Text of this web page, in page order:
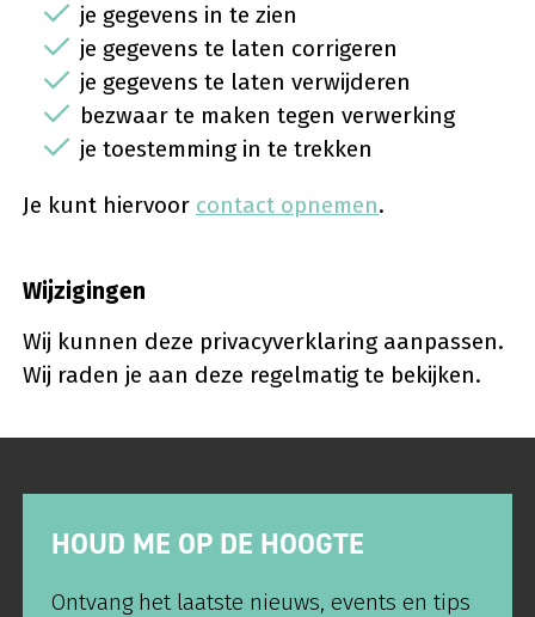
je gegevens in te zien
je gegevens te laten corrigeren
je gegevens te laten verwijderen
bezwaar te maken tegen verwerking
je toestemming in te trekken
Je kunt hiervoor contact opnemen.
Wijzigingen
Wij kunnen deze privacyverklaring aanpassen.
Wij raden je aan deze regelmatig te bekijken.
HOUD ME OP DE HOOGTE
Ontvang het laatste nieuws, events en tips